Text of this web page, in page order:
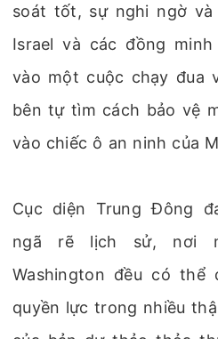
soát tốt, sự nghi ngờ
Israel và các đồng
vào một cuộc chạy đua
bên tự tìm cách bảo vệ
vào chiếc ô an ninh của
Cục diện Trung Đông
ngã rẽ lịch sử, nơi
Washington đều có
quyền lực trong nhiều